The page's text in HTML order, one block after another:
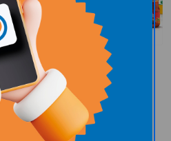
marcas
lo mejor al